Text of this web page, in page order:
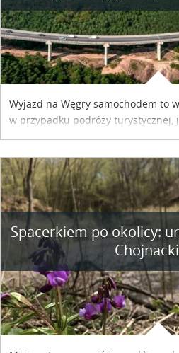
Wyjazd na Węgry samochodem to
w przypadku podróży turystycznej,
służbowej. Pamiętać tylko trzeba o
współpracy reklamowej z Hungary
Spacerkiem po okolicy: